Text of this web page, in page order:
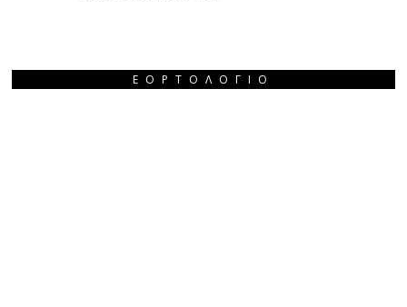
ΕΟΡΤΟΛΌΓΙΟ